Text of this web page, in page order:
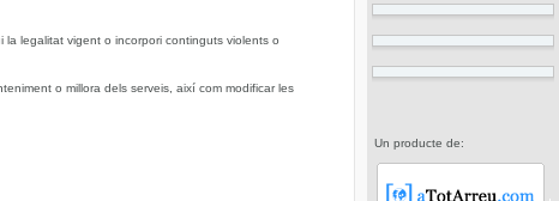
legalitat vigent o incorpori continguts violents o
o millora dels serveis, així com modificar les
Un producte de: